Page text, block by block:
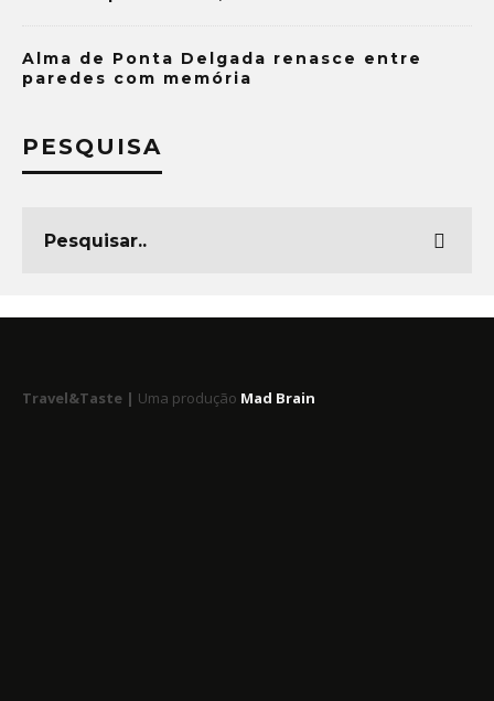
Alma de Ponta Delgada renasce entre
paredes com memória
PESQUISA
Travel&Taste | Uma produção Mad Brain